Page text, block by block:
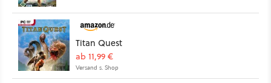
Titan Quest
ab 11,99 €
Versand s. Shop